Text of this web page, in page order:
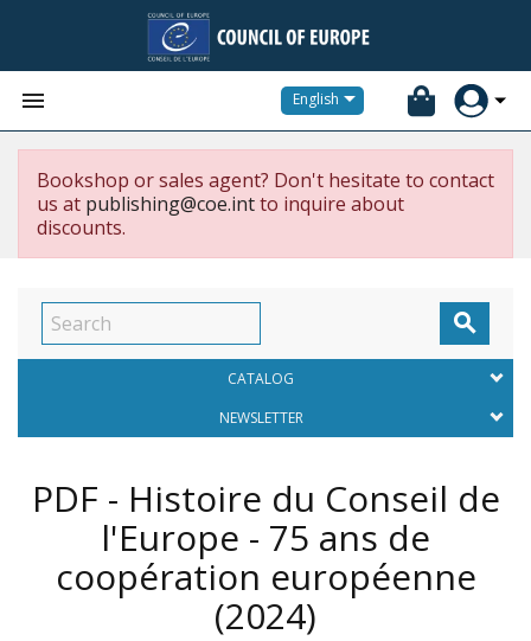
 English
Bookshop or sales agent? Don't hesitate to contact
us at publishing@coe.intto inquire about
discounts.

CATALOG
NEWSLETTER
PDF - Histoire du Conseil de
l'Europe - 75 ans de
coopération européenne
(2024)